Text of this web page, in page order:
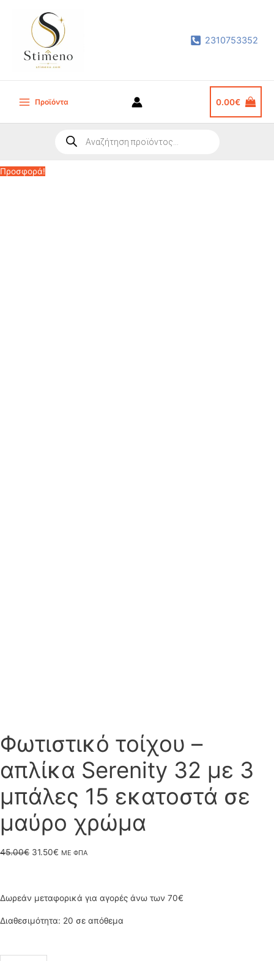
περιεχόμενο
2310753352
Main
Προϊόντα 0.00€
search
Προσφορά!
Φωτιστικό τοίχου –
απλίκα Serenity 32 με 3
μπάλες 15 εκατοστά σε
μαύρο χρώμα
45.00€ Original
was:
45.00€.
31.50€ Η
τιμή
είναι:
ΜΕ ΦΠΑ
Δωρεάν μεταφορικά για αγορές άνω των 70€
Διαθεσιμότητα: 20 σε απόθεμα